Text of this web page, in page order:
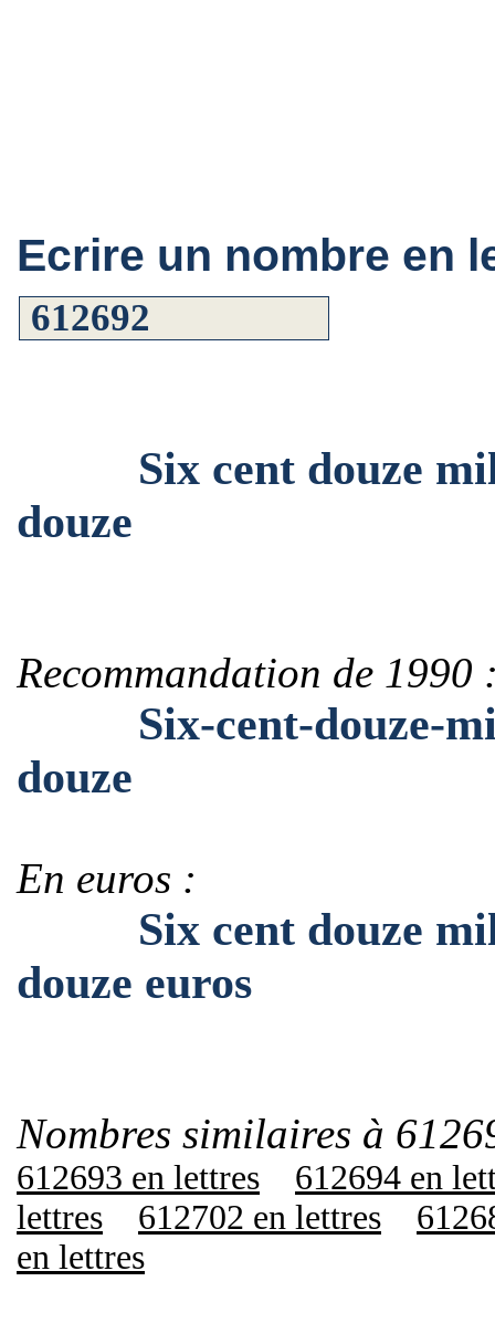
Ecrire un nombre en
Six cent douze
douze
Recommandation de 1990
Six-cent-douze-
douze
En euros :
Six cent douze
douze euros
Nombres similaires à
612693 en lettres
612694 en
lettres
612702 en lettres
en lettres